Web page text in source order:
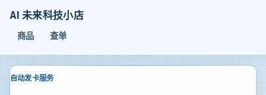
AI 未来科技小店
商品 查单
自动发卡服务